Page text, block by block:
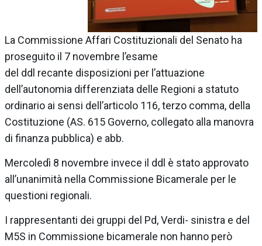
La Commissione Affari Costituzionali del Senato ha
proseguito il 7 novembre l’esame
del ddl recante disposizioni per l’attuazione
dell’autonomia differenziata delle Regioni a statuto
ordinario ai sensi dell’articolo 116, terzo comma, della
Costituzione (AS. 615 Governo, collegato alla manovra
di finanza pubblica) e abb.
Mercoledì 8 novembre invece il ddl è stato approvato
all’unanimità nella Commissione Bicamerale per le
questioni regionali.
I rappresentanti dei gruppi del Pd, Verdi- sinistra e del
M5S in Commissione bicamerale non hanno però